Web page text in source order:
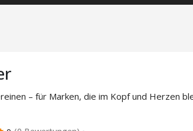
– für Marken, die im Kopf und Herzen